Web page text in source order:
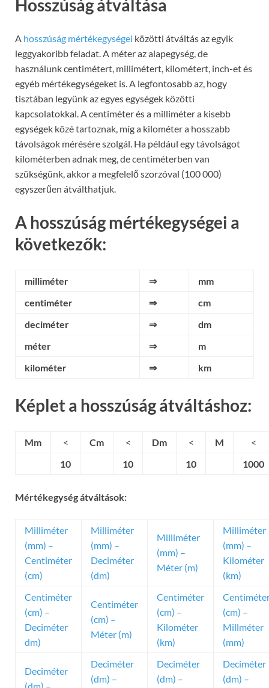
Hosszúság átváltása
A hosszúság mértékegységei közötti átváltás az egyik
leggyakoribb feladat. A méter az alapegység, de
használunk centimétert, millimétert, kilométert, inch-et és
egyéb mértékegységeket is. A legfontosabb az, hogy
tisztában legyünk az egyes egységek közötti
kapcsolatokkal. A centiméter és a milliméter a kisebb
egységek közé tartoznak, míg a kilométer a hosszabb
távolságok mérésére szolgál. Ha például egy távolságot
kilométerben adnak meg, de centiméterben van
szükségünk, akkor a megfelelő szorzóval (100 000)
egyszerűen átválthatjuk.
A hosszúság mértékegységei a
következők:
milliméter ⇒
mm
centiméter
⇒
cm
deciméter
⇒
dm
méter
⇒
m
kilométer
⇒ km
Képlet a hosszúság átváltáshoz:
Mm < Cm < Dm < M
<
10
10 10 1000
Mértékegység átváltások:
Milliméter
(mm) –
Centiméter
(cm)
Milliméter
(mm) –
Deciméter
(dm)
Milliméter
(mm) –
Méter (m)
Milliméter
(mm) –
Kilométer
(km)
Centiméter
(cm) –
Deciméter
dm)
Centiméter
(cm) –
Méter (m)
Centiméter
(cm) –
Kilométer
(km)
(cm) –
Millméter
(mm)
Deciméter
Deciméter
(dm) –
Deciméter
(dm) –
Deciméter
(dm) –